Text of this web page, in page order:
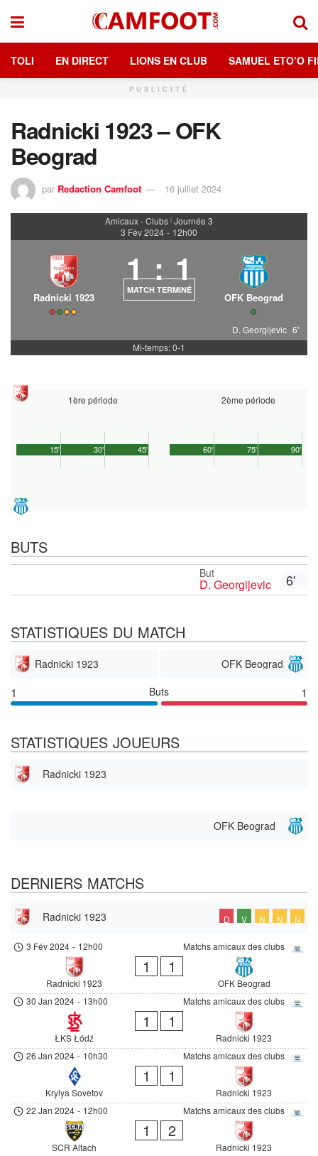
TOLI EN DIRECT LIONS EN CLUB SAMUEL ETO’O
PUBLICITÉ
Radnicki 1923 – OFK
Beograd
par Redaction Camfoot 16 juillet 2024
Amicaux - Clubs | Journée 3
3 Fév 2024 - 12h00
Radnicki 1923
1 : 1
MATCH TERMINÉ
OFK Beograd
D. Georgijevic 6'
Mi-temps: 0-1
1ère période
45'
15' 30'
2ème période
90'
60' 75'
BUTS
6'
But
D. Georgijevic
STATISTIQUES DU MATCH
Radnicki 1923 OFK Beograd
1 Buts 1
STATISTIQUES JOUEURS
Radnicki 1923
OFK Beograd
DERNIERS MATCHS
Radnicki 1923 D V N N N
Matchs amicaux des clubs
3 Fév 2024 - 12h00
Radnicki 1923
1 1
OFK Beograd
Matchs amicaux des clubs
30 Jan 2024 - 13h00
ŁKS Łódź
1 1
Radnicki 1923
Matchs amicaux des clubs
26 Jan 2024 - 10h30
Krylya Sovetov
1 1
Radnicki 1923
Matchs amicaux des clubs
22 Jan 2024 - 12h00
SCR Altach
1 2
Radnicki 1923